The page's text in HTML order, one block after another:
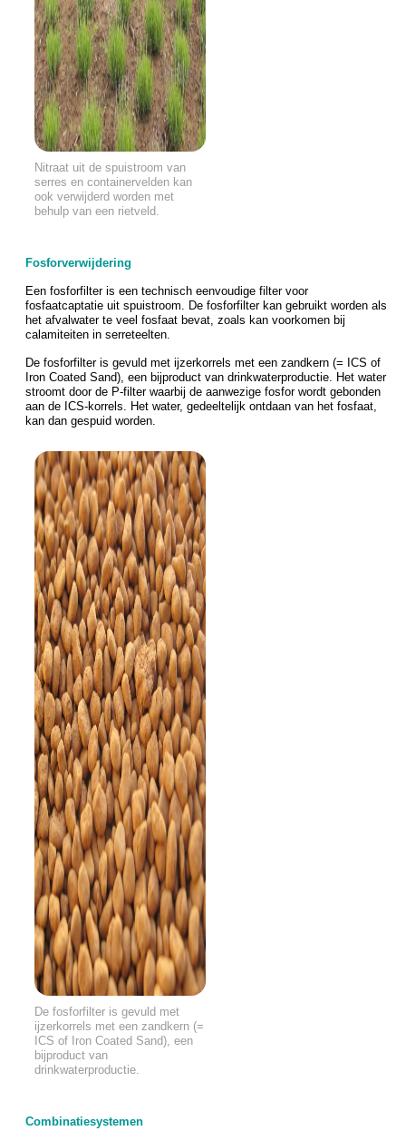
Nitraat uit de spuistroom van
serres en containervelden kan
ook verwijderd worden met
behulp van een rietveld.
Fosforverwijdering
Een fosforfilter is een technisch eenvoudige filter voor
fosfaatcaptatie uit spuistroom. De fosforfilter kan gebruikt worden als
het afvalwater te veel fosfaat bevat, zoals kan voorkomen bij
calamiteiten in serreteelten.
De fosforfilter is gevuld met ijzerkorrels met een zandkern (= ICS of
Iron Coated Sand), een bijproduct van drinkwaterproductie. Het water
stroomt door de P-filter waarbij de aanwezige fosfor wordt gebonden
aan de ICS-korrels. Het water, gedeeltelijk ontdaan van het fosfaat,
kan dan gespuid worden.
De fosforfilter is gevuld met
ijzerkorrels met een zandkern (=
ICS of Iron Coated Sand), een
bijproduct van
drinkwaterproductie.
Combinatiesystemen